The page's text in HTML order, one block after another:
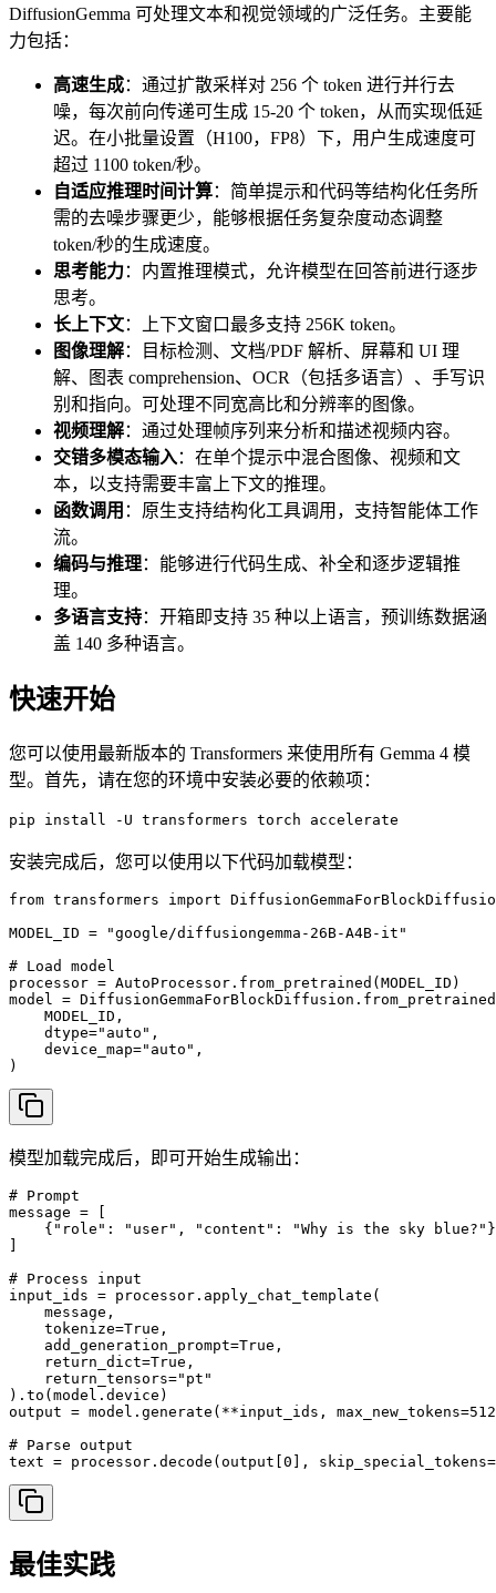
DiffusionGemma 可处理文本和视觉领域的广泛任务。主要能
力包括：
高速生成：通过扩散采样对 256 个 token 进行并行去
噪，每次前向传递可生成 15-20 个 token，从而实现低延
迟。在小批量设置（H100，FP8）下，用户生成速度可
超过 1100 token/秒。
自适应推理时间计算：简单提示和代码等结构化任务所
需的去噪步骤更少，能够根据任务复杂度动态调整
token/秒的生成速度。
思考能力：内置推理模式，允许模型在回答前进行逐步
思考。
长上下文：上下文窗口最多支持 256K token。
图像理解：目标检测、文档/PDF 解析、屏幕和 UI 理
解、图表 comprehension、OCR（包括多语言）、手写识
别和指向。可处理不同宽高比和分辨率的图像。
视频理解：通过处理帧序列来分析和描述视频内容。
交错多模态输入：在单个提示中混合图像、视频和文
本，以支持需要丰富上下文的推理。
函数调用 ：原生支持结构化工具调用，支持智能体工作
流。
编码与推理：能够进行代码生成、补全和逐步逻辑推
理。
多语言支持：开箱即支持 35 种以上语言，预训练数据涵
盖 140 多种语言。
快速开始
您可以使用最新版本的 Transformers 来使用所有 Gemma 4 模
型。首先，请在您的环境中安装必要的依赖项：
pip install -U transformers torch accelerate
安装完成后，您可以使用以下代码加载模型：
from transformers import
MODEL_ID = "google/diffusiongemma-26B-A4B-it"
# Load model
processor = AutoProcessor.from_pretrained(MODEL_ID)
model =
    MODEL_ID,
    dtype="auto",
    device_map="auto",
)
模型加载完成后，即可开始生成输出：
# Prompt
message = [
    {"role": "user", "content": "Why is the sky blue?"}
# Process input
input_ids = processor.apply_chat_template(
    message,
    tokenize=True,
    add_generation_prompt=True,
    return_dict=True,
    return_tensors="pt"
).to(model.device)
output = model.generate(**input_ids,
# Parse output
text = processor.decode(output[0],
最佳实践